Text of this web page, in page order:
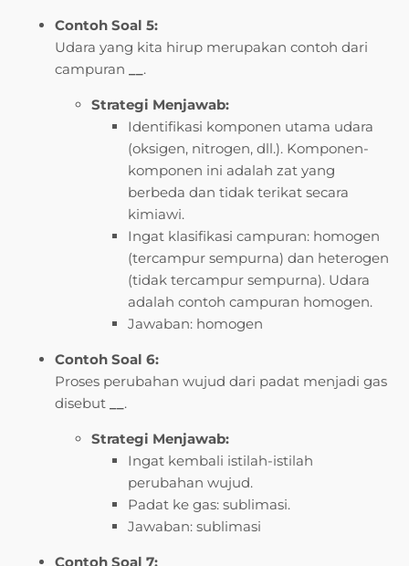
Contoh Soal 5:
Udara yang kita hirup merupakan contoh dari
campuran
.
Strategi Menjawab:
Identifikasi komponen utama udara
(oksigen, nitrogen, dll.). Komponen-
komponen ini adalah zat yang
berbeda dan tidak terikat secara
kimiawi.
Ingat klasifikasi campuran: homogen
(tercampur sempurna) dan heterogen
(tidak tercampur sempurna). Udara
adalah contoh campuran homogen.
Jawaban: homogen
Contoh Soal 6:
Proses perubahan wujud dari padat menjadi gas
disebut
.
Strategi Menjawab:
Ingat kembali istilah-istilah
perubahan wujud.
Padat ke gas: sublimasi.
Jawaban: sublimasi
Contoh Soal 7: